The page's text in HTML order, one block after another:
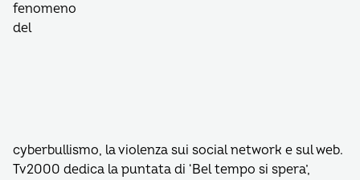
fenomeno
del
cyberbullismo, la violenza sui social network e sul web.
Tv2000 dedica la puntata di ‘Bel tempo si spera’,